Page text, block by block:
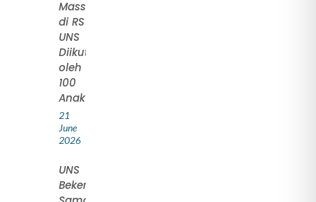
Massal
di RS
UNS
Diikuti
oleh
100
Anak
21
June
2026
UNS
Bekerja